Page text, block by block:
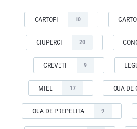
CARTOFI 10
CIUPERCI 20
CREVETI 9
MIEL 17 OUA DE
OUA DE PREPELITA 9